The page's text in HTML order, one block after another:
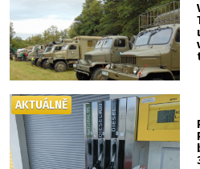
AKTUÁLNĚ